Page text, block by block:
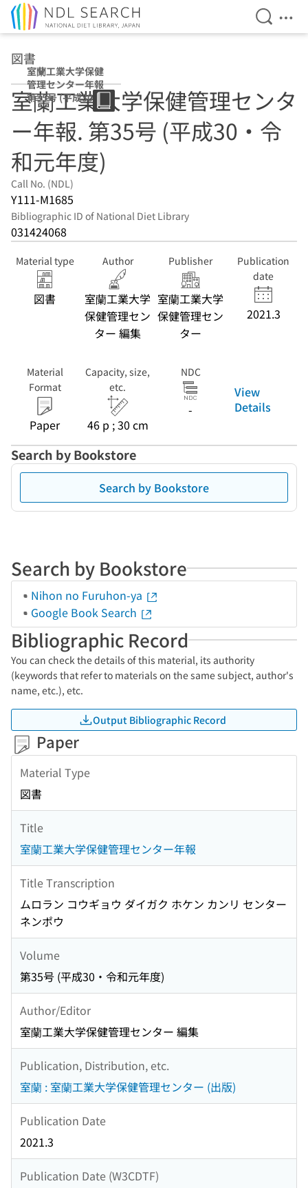
Open
図書
室蘭工業大学保健
管理センター年報
第35号 (平成30・
令和元年度)
室蘭工業大学保健管理センタ
ー年報. 第35号 (平成30・令
和元年度)
Call No. (NDL)
Y111-M1685
Bibliographic ID of National Diet Library
031424068
Material type
図書
Author
室蘭工業大学
保健管理セン
ター 編集
Publisher
室蘭工業大学
保健管理セン
ター
Publication
date
2021.3
Material
Format
Paper
Capacity, size,
etc.
46 p ; 30 cm
NDC
-
View
Details
Search by Bookstore
Search by Bookstore
Search by Bookstore
Nihon no Furuhon-ya
Google Book Search
Bibliographic Record
You can check the details of this material, its authority
(keywords that refer to materials on the same subject, author's
name, etc.), etc.
Output Bibliographic Record
Paper
Material Type
図書
Title
室蘭工業大学保健管理センター年報
Title Transcription
ムロラン コウギョウ ダイガク ホケン カンリ センター
ネンポウ
Volume
第35号 (平成30・令和元年度)
Author/Editor
室蘭工業大学保健管理センター 編集
Publication, Distribution, etc.
室蘭 : 室蘭工業大学保健管理センター (出版)
Publication Date
2021.3
Publication Date (W3CDTF)